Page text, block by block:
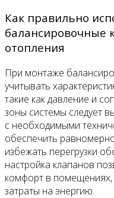
Как правильно
балансировочные
отопления
При монтаже
учитывать
такие как давление и
зоны системы следует
с необходимыми
обеспечить
избежать перегрузки
настройка клапанов
комфорт в помещениях,
затраты на энергию.